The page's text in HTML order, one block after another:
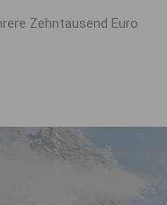
Zehntausend Euro